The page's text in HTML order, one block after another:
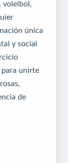
única
y social
para unirte
de